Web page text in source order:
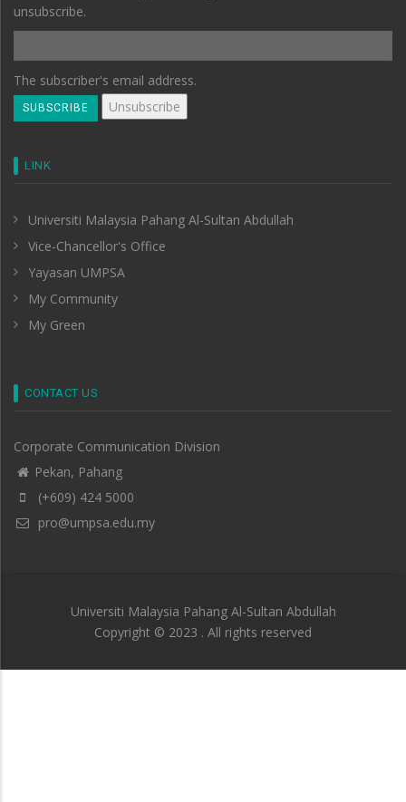
unsubscribe.
The subscriber's email address.
LINK
Universiti Malaysia Pahang Al-Sultan Abdullah
Vice-Chancellor's Office
Yayasan UMPSA
My Community
My Green
CONTACT US
Corporate Communication Division
Pekan, Pahang
(+609) 424 5000
pro@umpsa.edu.my
Universiti Malaysia Pahang Al-Sultan Abdullah
Copyright © 2023 . All rights reserved